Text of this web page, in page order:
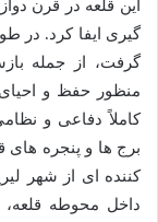
این قلعه در قرن
گیری ایفا کرد. در
گرفت، از جمله
منظور حفظ و احیای
کاملاً دفاعی و
برج ها و پنجره های
کننده ای از شهر
داخل محوطه قلعه،